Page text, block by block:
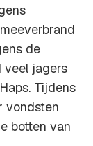
de
veel jagers
Tijdens
vondsten
botten van